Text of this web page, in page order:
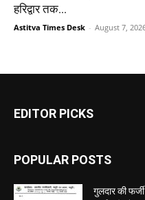
हरिद्वार तक...
Astitva Times Desk - August 7,
EDITOR PICKS
POPULAR POSTS
गुलदार की